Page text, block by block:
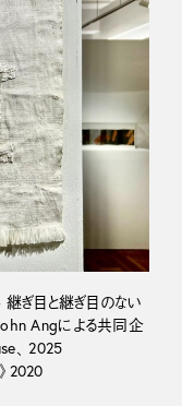
ぎ目と継ぎ目のない
Angによる共同企
、 2025
2020